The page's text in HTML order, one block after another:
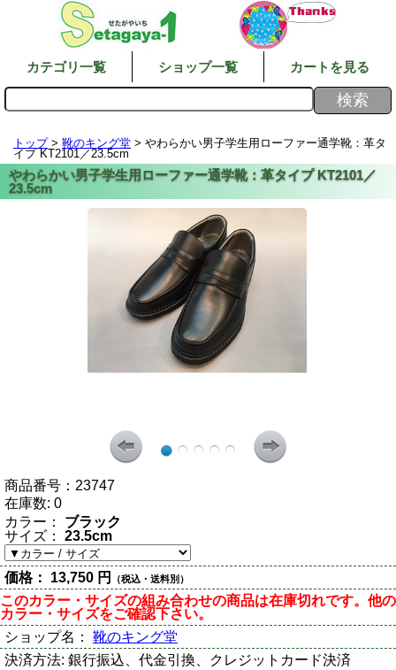
カテゴリ一覧 ショップ一覧 カートを見る
トップ> 靴のキング堂 > やわらかい男子学生用ローファー通学靴：革タ
イプ KT2101／23.5cm
商品番号： 23747
在庫数: 0
カラー：
ブラック
サイズ：
23.5cm
価格： 13,750 円 （税込・送料別）
このカラー・サイズの組み合わせの商品は在庫切れです。他の
カラー・サイズをご確認下さい。
ショップ名： 靴のキング堂
決済方法: 銀行振込、代金引換、クレジットカード決済